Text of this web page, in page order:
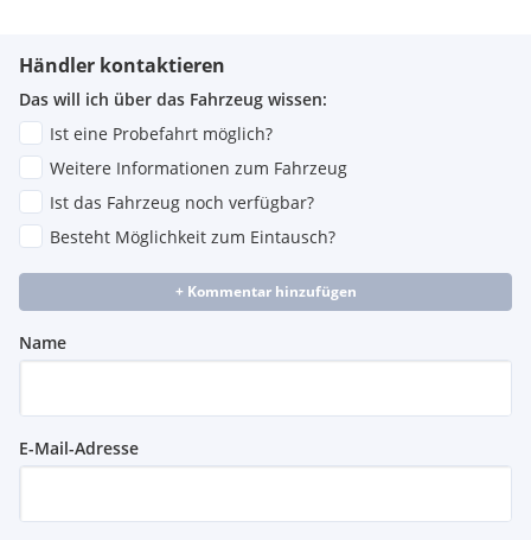
Händler kontaktieren
Das will ich über das Fahrzeug wissen:
Ist eine Probefahrt möglich?
Weitere Informationen zum Fahrzeug
Ist das Fahrzeug noch verfügbar?
Besteht Möglichkeit zum Eintausch?
+ Kommentar hinzufügen
Name
E-Mail-Adresse